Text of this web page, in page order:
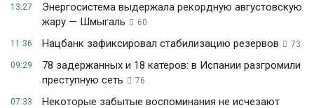
13:27
Энергосистема выдержала рекордную августовскую
жару — Шмыгаль
60
11:36 Нацбанк зафиксировал стабилизацию резервов 73
09:29
78 задержанных и 18 катеров: в Испании разгромили
преступную сеть
76
07:33
Некоторые забытые воспоминания не исчезают